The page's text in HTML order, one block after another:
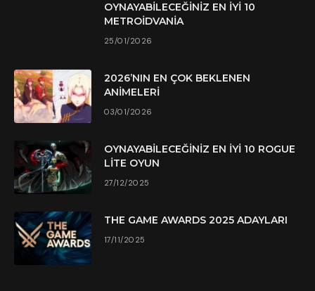
OYNAYABILECEĞINIZ EN İYI 10
METROIDVANIA
25/01/2026
2026’NIN EN ÇOK BEKLENEN
ANIMELERI
03/01/2026
OYNAYABILECEĞINIZ EN İYI 10 ROGUE
LITE OYUN
27/12/2025
THE GAME AWARDS 2025 ADAYLARI
17/11/2025